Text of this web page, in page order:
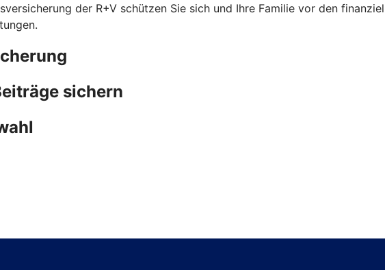
der R+V schützen Sie sich und Ihre Familie vor den
sichern